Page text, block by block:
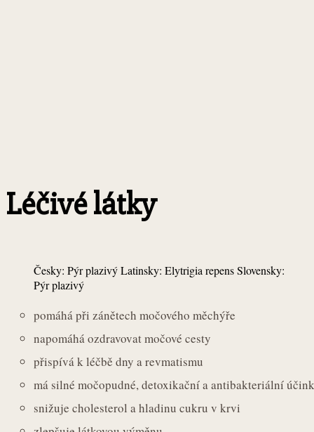
Léčivé látky
Česky: Pýr plazivý Latinsky: Elytrigia repens Slovensky:
Pýr plazivý
pomáhá při zánětech močového měchýře
napomáhá ozdravovat močové cesty
přispívá k léčbě dny a revmatismu
má silné močopudné, detoxikační a antibakteriální
snižuje cholesterol a hladinu cukru v krvi